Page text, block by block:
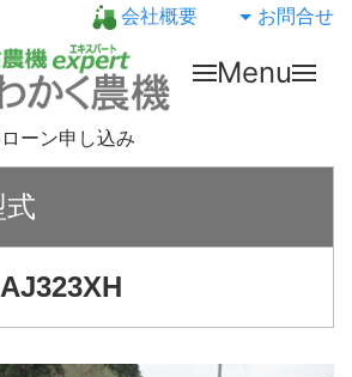
会社概要 お問合せ
Menu
ーン申し込み
式